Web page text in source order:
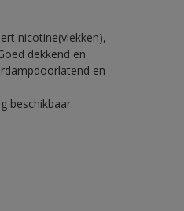
nicotine(vlekken),
dekkend en
en
beschikbaar.